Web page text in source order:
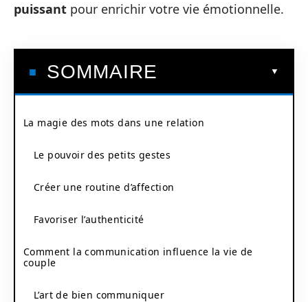
puissant pour enrichir votre vie émotionnelle.
SOMMAIRE
La magie des mots dans une relation
Le pouvoir des petits gestes
Créer une routine d’affection
Favoriser l’authenticité
Comment la communication influence la vie de
couple
L’art de bien communiquer